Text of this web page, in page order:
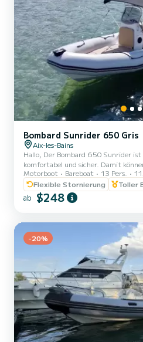
Bombard Sunrider 650 Gris
Aix-les-Bains
Hallo, Der Bombard 650 Sunrider ist sehr einfach zu bedienen,
komfortabel und sicher. Damit
erreichen, den Savière-Kanal
Das Boot verfügt über: Sonnenliege vorne, Sonnenmarkise,
Skimatte und Echolot und GPS
Ladegerät zahlreiche Stauräume Optional: Wakeboard Ski für
Anfänger, auch für ganz junge Alle mit Westen und dem
entsprechenden R...
Motorboot Bareboat 13 Pers.
Flexible Stornierung
Toller
ab $248
-20%